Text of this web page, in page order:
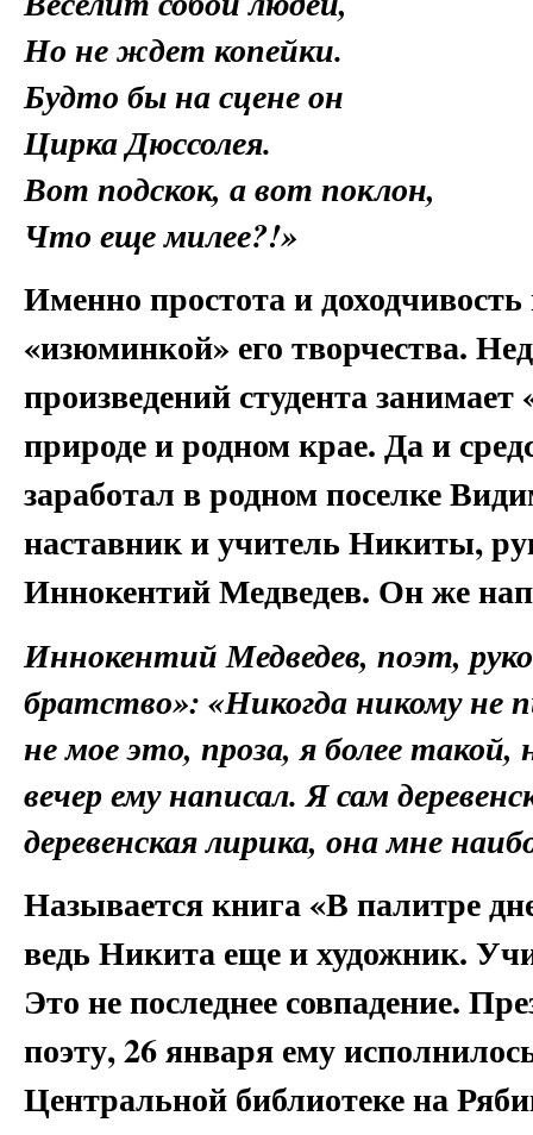
Но не ждет копейки.
Будто бы на сцене он
Цирка Дюссолея.
Вот подскок, а вот поклон,
Что еще милее?!»
Именно простота и
«изюминкой» его творчества.
произведений студента
природе и родном крае. Да и
заработал в родном поселке
наставник и учитель Никиты,
Иннокентий Медведев. Он же
Иннокентий Медведев, поэт,
братство»: «Никогда никому не
не мое это, проза, я более такой,
вечер ему написал. Я сам
деревенская лирика, она мне
Называется книга «В палитре
ведь Никита еще и художник.
Это не последнее совпадение.
поэту, 26 января ему
Центральной библиотеке на